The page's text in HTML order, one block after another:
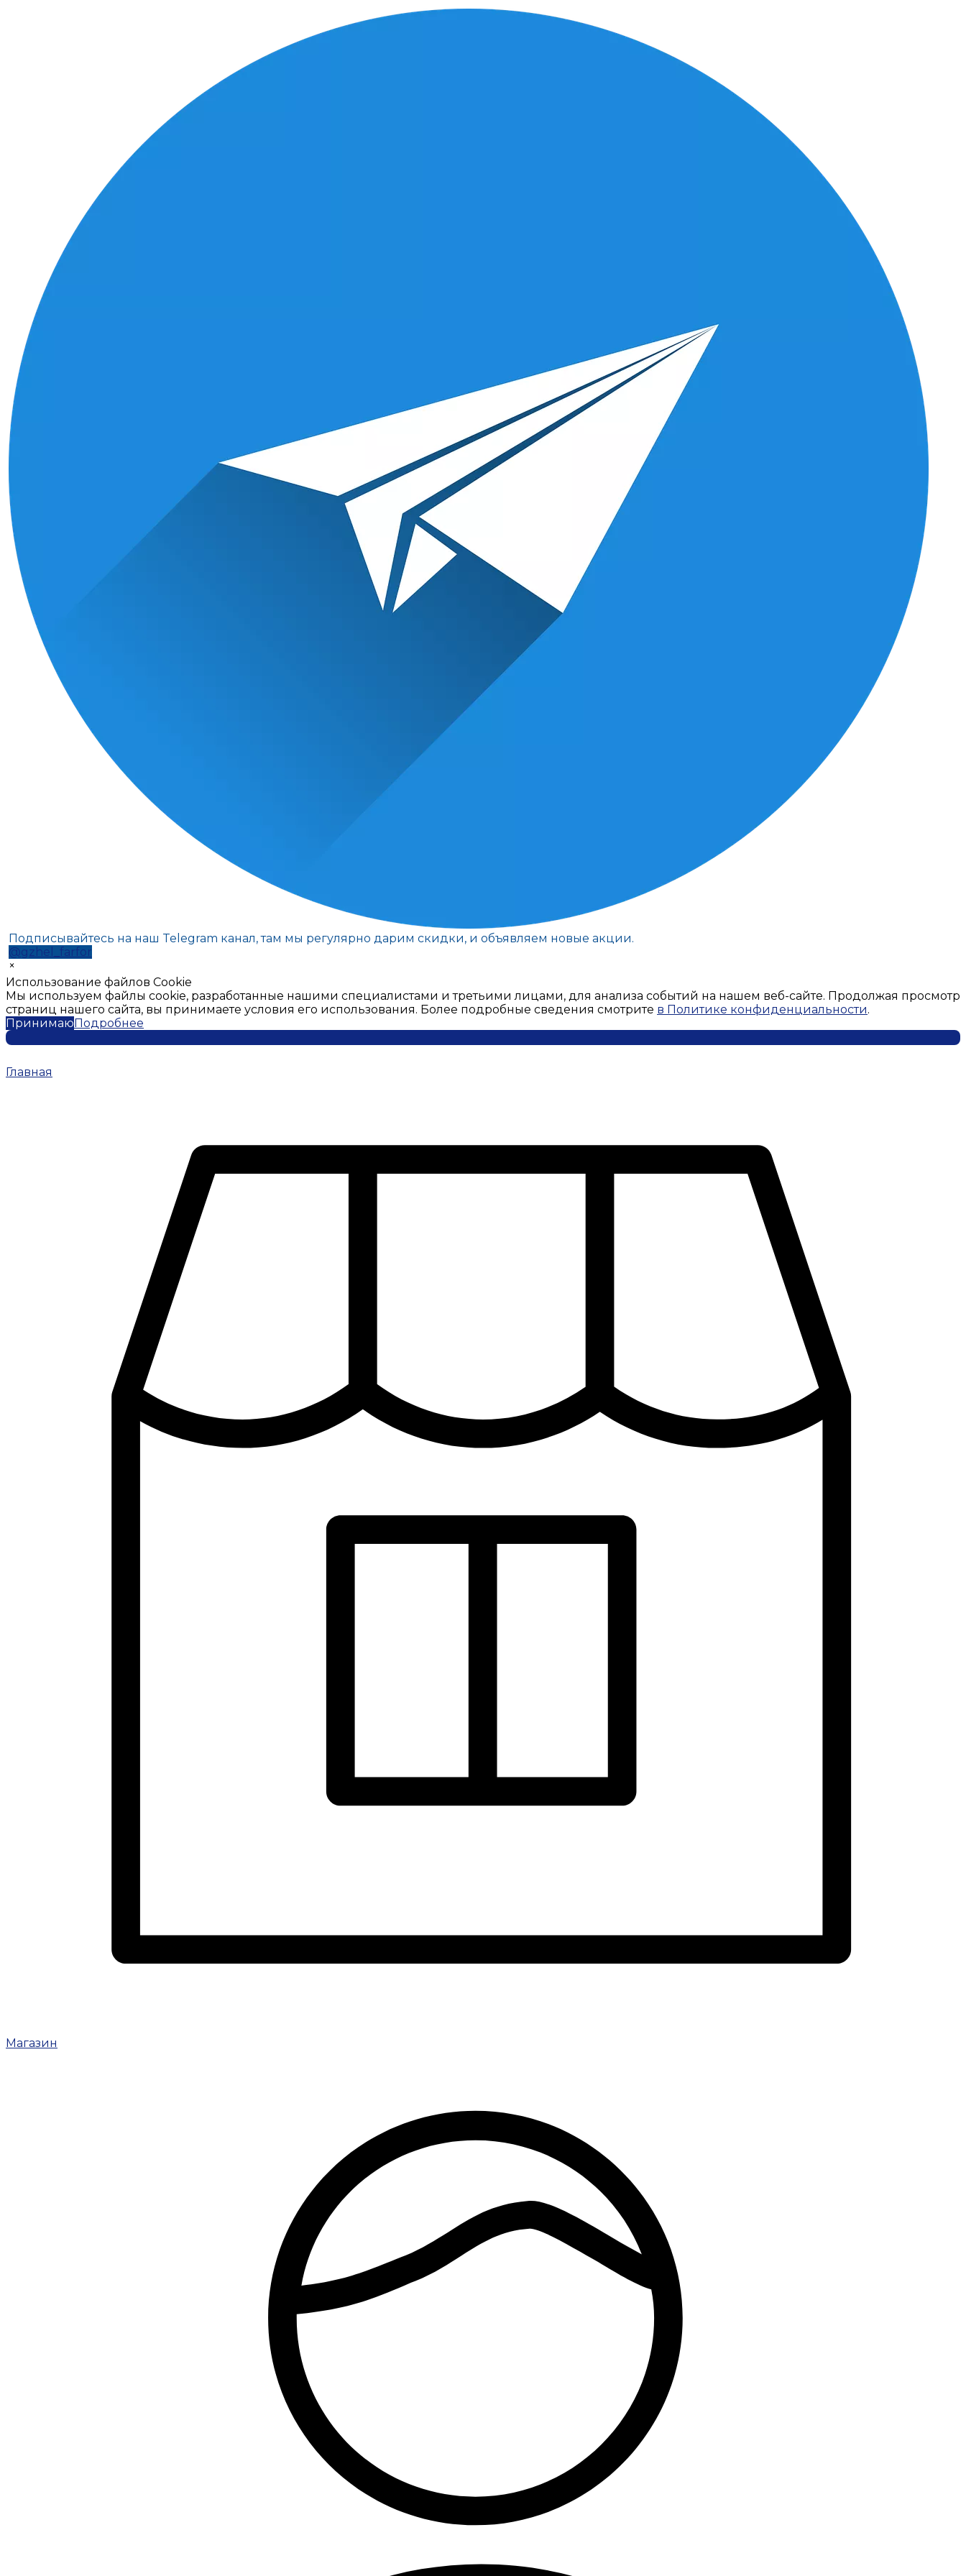
Подписывайтесь на наш Telegram канал, там мы регулярно дарим скидки, и объявляем новые акции.
@gzhel_farfor
×
Использование файлов Cookie
Мы используем файлы cookie, разработанные нашими специалистами и третьими лицами, для анализа событий на нашем веб-сайте. Продолжая просмотр
страниц нашего сайта, вы принимаете условия его использования. Более подробные сведения смотрите в Политике конфиденциальности.
ПринимаюПодробнее
Главная
Магазин